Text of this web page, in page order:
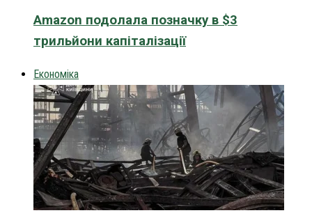
Amazon подолала позначку в $3
трильйони капіталізації
Економіка